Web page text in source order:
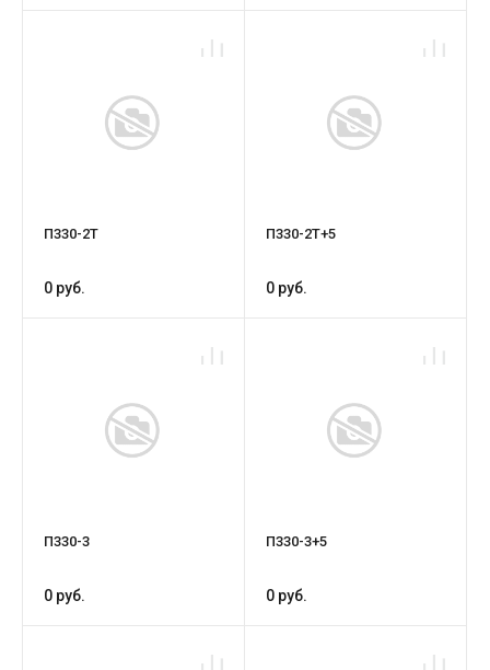
П330-2Т
0 руб.
П330-2Т+5
0 руб.
П330-3
0 руб.
П330-3+5
0 руб.